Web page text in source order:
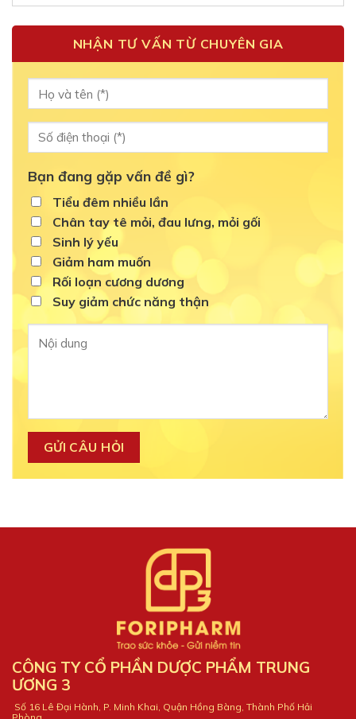
NHẬN TƯ VẤN TỪ CHUYÊN GIA
Bạn đang gặp vấn đề gì?
Tiểu đêm nhiều lần
Chân tay tê mỏi, đau lưng, mỏi gối
Sinh lý yếu
Giảm ham muốn
Rối loạn cương dương
Suy giảm chức năng thận
CÔNG TY CỔ PHẦN DƯỢC PHẨM TRUNG
ƯƠNG 3
Số 16 Lê Đại Hành, P. Minh Khai, Quận Hồng Bàng, Thành Phố Hải